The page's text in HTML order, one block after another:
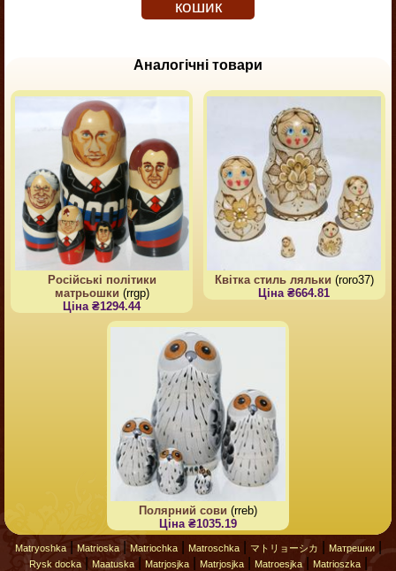
кошик
Аналогічні товари
Російські політики
матрьошки (rrgp)
Ціна ₴1294.44
Квітка стиль ляльки (roro37)
Ціна ₴664.81
Полярний сови (rreb)
Ціна ₴1035.19
Matryoshka| Matrioska| Matriochka| Matroschka| マトリョーシカ Матрешки|
Rysk docka| Maatuska| Matrjosjka| Matrjosjka| Matroesjka| Matrioszka|